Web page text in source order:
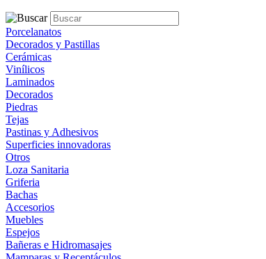
Porcelanatos
Decorados y Pastillas
Cerámicas
Vinílicos
Laminados
Decorados
Piedras
Tejas
Pastinas y Adhesivos
Superficies innovadoras
Otros
Loza Sanitaria
Griferia
Bachas
Accesorios
Muebles
Espejos
Bañeras e Hidromasajes